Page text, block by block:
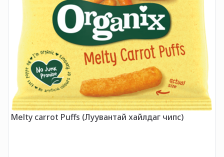
Melty carrot Puffs (Луувантай хайлдаг чипс)